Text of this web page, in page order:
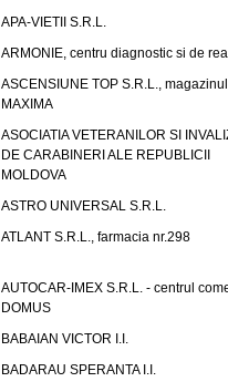
APA-VIETII S.R.L.
ARMONIE, centru diagnostic si de
ASCENSIUNE TOP S.R.L., magazinul
MAXIMA
ASOCIATIA VETERANILOR SI
DE CARABINERI ALE REPUBLICII
MOLDOVA
ASTRO UNIVERSAL S.R.L.
ATLANT S.R.L., farmacia nr.298
AUTOCAR-IMEX S.R.L. - centrul
DOMUS
BABAIAN VICTOR I.I.
BADARAU SPERANTA I.I.